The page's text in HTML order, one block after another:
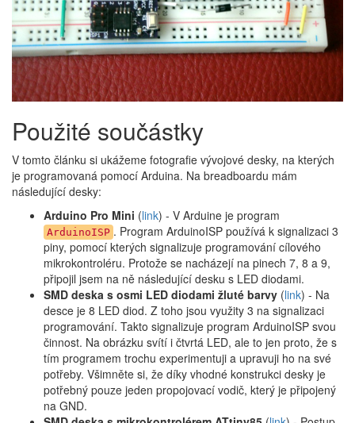
Použité součástky
V tomto článku si ukážeme fotografie vývojové desky, na kterých
je programovaná pomocí Arduina. Na breadboardu mám
následující desky:
Arduino Pro Mini (link) - V Arduine je program
ArduinoISP . Program ArduinoISP používá k signalizaci 3
piny, pomocí kterých signalizuje programování cílového
mikrokontroléru. Protože se nacházejí na pinech 7, 8 a 9,
připojil jsem na ně následující desku s LED diodami.
SMD deska s osmi LED diodami žluté barvy (link) - Na
desce je 8 LED diod. Z toho jsou využity 3 na signalizaci
programování. Takto signalizuje program ArduinoISP svou
činnost. Na obrázku svítí i čtvrtá LED, ale to jen proto, že s
tím programem trochu experimentuji a upravuji ho na své
potřeby. Všimněte si, že díky vhodné konstrukci desky je
potřebný pouze jeden propojovací vodič, který je připojený
na GND.